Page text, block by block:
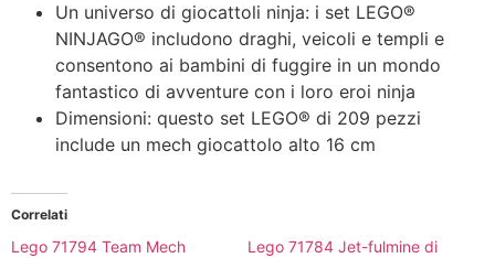
Un universo di giocattoli ninja: i set LEGO®
NINJAGO® includono draghi, veicoli e templi e
consentono ai bambini di fuggire in un mondo
fantastico di avventure con i loro eroi ninja
Dimensioni: questo set LEGO® di 209 pezzi
include un mech giocattolo alto 16 cm
Correlati
Lego 71794 Team Mech
Lego 71784 Jet-fulmine di